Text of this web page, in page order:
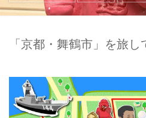
「京都・舞鶴市」を旅し